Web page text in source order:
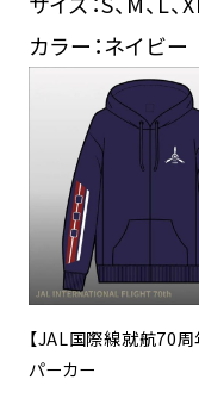
カラー：ネイビー
【JAL国際線就航70
パーカー